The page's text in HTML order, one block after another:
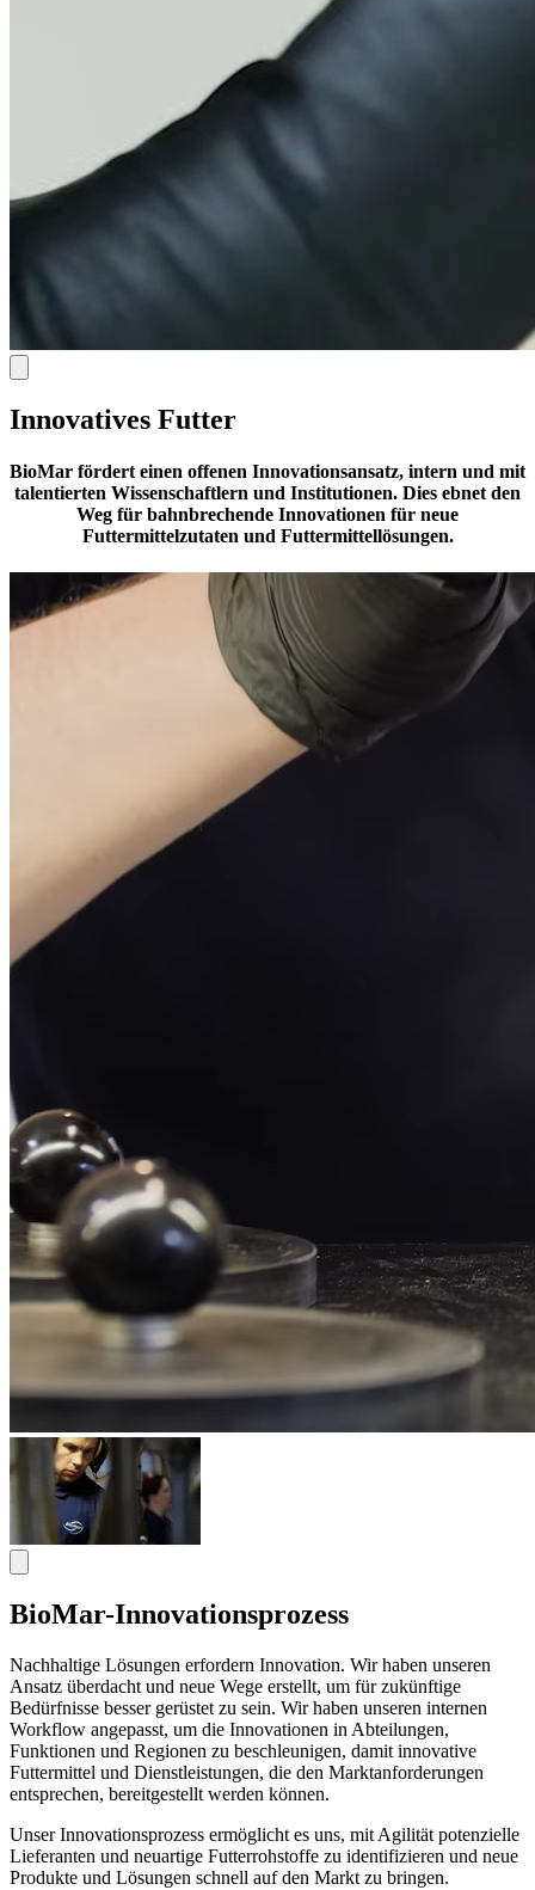
Innovatives Futter
BioMar fördert einen offenen Innovationsansatz, intern und mit
talentierten Wissenschaftlern und Institutionen. Dies ebnet den
Weg für bahnbrechende Innovationen für neue
Futtermittelzutaten und Futtermittellösungen.
BioMar-Innovationsprozess
Nachhaltige Lösungen erfordern Innovation. Wir haben unseren
Ansatz überdacht und neue Wege erstellt, um für zukünftige
Bedürfnisse besser gerüstet zu sein. Wir haben unseren internen
Workflow angepasst, um die Innovationen in Abteilungen,
Funktionen und Regionen zu beschleunigen, damit innovative
Futtermittel und Dienstleistungen, die den Marktanforderungen
entsprechen, bereitgestellt werden können.
Unser Innovationsprozess ermöglicht es uns, mit Agilität potenzielle
Lieferanten und neuartige Futterrohstoffe zu identifizieren und neue
Produkte und Lösungen schnell auf den Markt zu bringen.